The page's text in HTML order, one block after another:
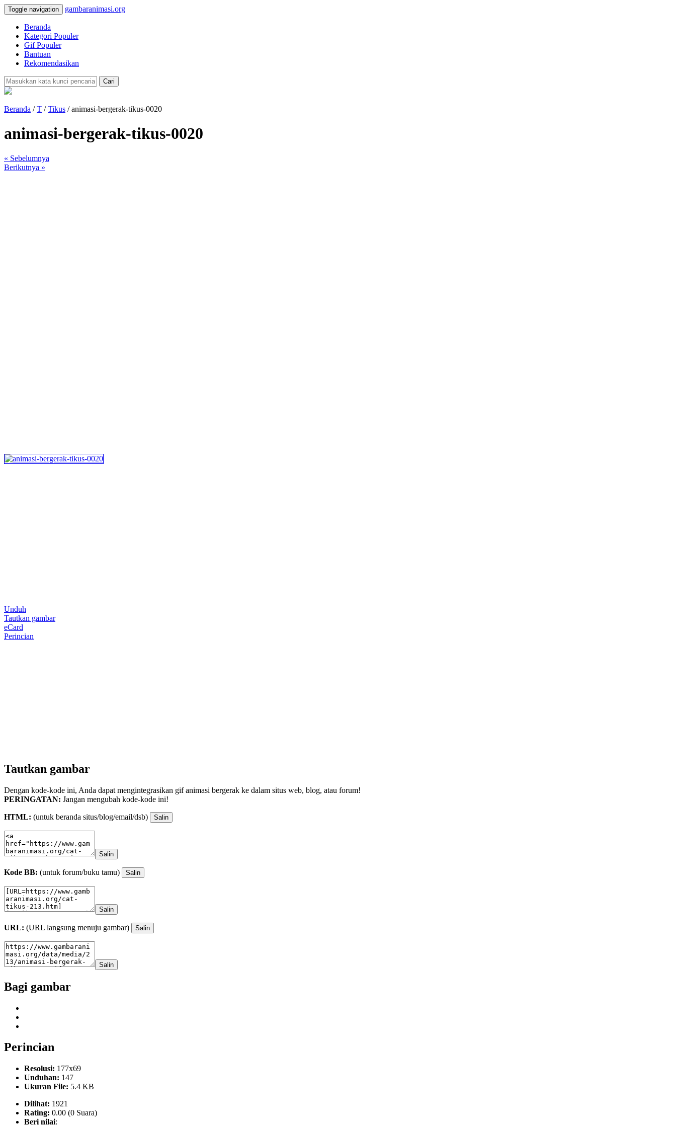
Toggle navigation gambaranimasi.org
Beranda
Kategori Populer
Gif Populer
Bantuan
Rekomendasikan
Cari
Beranda /T /Tikus / animasi-bergerak-tikus-0020
animasi-bergerak-tikus-0020
« Sebelumnya
Berikutnya »
Unduh
Tautkan gambar
eCard
Perincian
Tautkan gambar
Dengan kode-kode ini, Anda dapat mengintegrasikan gif animasi bergerak ke dalam situs web, blog, atau forum!
PERINGATAN: Jangan mengubah kode-kode ini!
HTML: (untuk beranda situs/blog/email/dsb) Salin
Salin
Kode BB: (untuk forum/buku tamu) Salin
Salin
URL: (URL langsung menuju gambar) Salin
Salin
Bagi gambar
Perincian
Resolusi: 177x69
Unduhan: 147
Ukuran File: 5.4 KB
Dilihat: 1921
Rating: 0.00 (0 Suara)
Beri nilai: